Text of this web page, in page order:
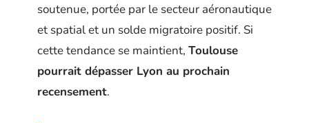
soutenue, portée par le secteur aéronautique
et spatial et un solde migratoire positif. Si
cette tendance se maintient, Toulouse
pourrait dépasser Lyon au prochain
recensement.